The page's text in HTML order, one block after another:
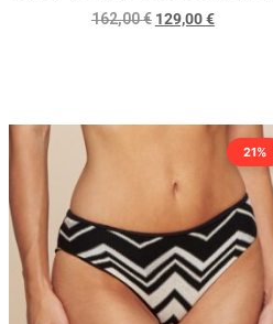
162,00€ 129,00€
21%